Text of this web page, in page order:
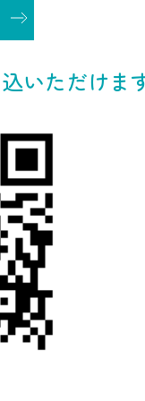
いただけま